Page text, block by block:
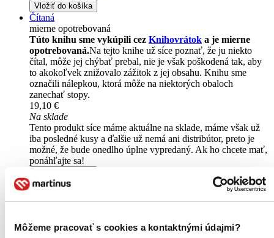
Môžeme pracovať s cookies a kontaktnými údajmi?
Vložiť do košíka
Čítaná
mierne opotrebovaná
Túto knihu sme vykúpili cez Knihovrátok a je mierne
opotrebovaná.Na tejto knihe už síce poznať, že ju niekto
čítal, môže jej chýbať prebal, nie je však poškodená tak, aby
to akokoľvek znižovalo zážitok z jej obsahu. Knihu sme
označili nálepkou, ktorá môže na niektorých obaloch
zanechať stopy.
19,10 €
Na sklade
Tento produkt síce máme aktuálne na sklade, máme však už
iba posledné kusy a ďalšie už nemá ani distribútor, preto je
možné, že bude onedlho úplne vypredaný. Ak ho chcete mať,
ponáhľajte sa!